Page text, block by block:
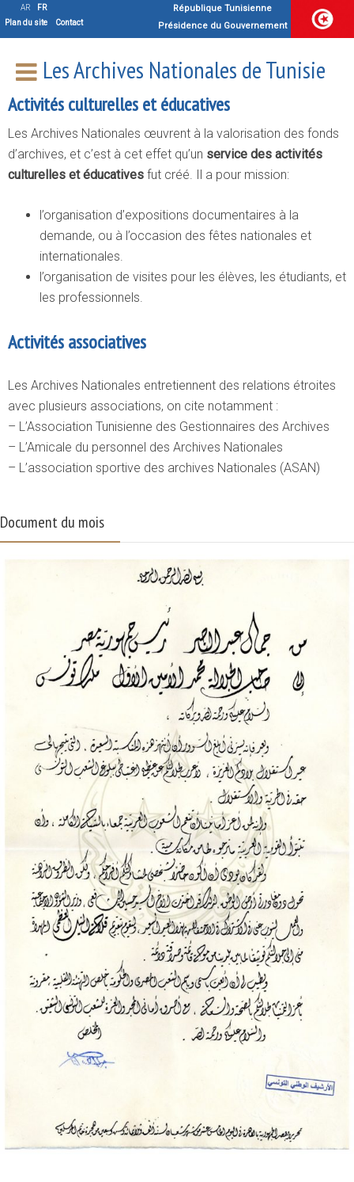
République Tunisienne
Présidence du Gouvernement
AR
FR
Plan du site
Contact
Les Archives Nationales de Tunisie
Activités culturelles et
associatives
Activités culturelles et éducatives
Les Archives Nationales œuvrent à la valorisation des fonds
d’archives, et c’est à cet effet qu’un service des activités
culturelles et éducatives fut créé. Il a pour mission:
l’organisation d’expositions documentaires à la
demande, ou à l’occasion des fêtes nationales et
internationales.
l’organisation de visites pour les élèves, les étudiants, et
les professionnels.
Activités associatives
Les Archives Nationales entretiennent des relations étroites
avec plusieurs associations, on cite notamment :
– L’Association Tunisienne des Gestionnaires des Archives
– L’Amicale du personnel des Archives Nationales
– L’association sportive des archives Nationales (ASAN)
Document du mois